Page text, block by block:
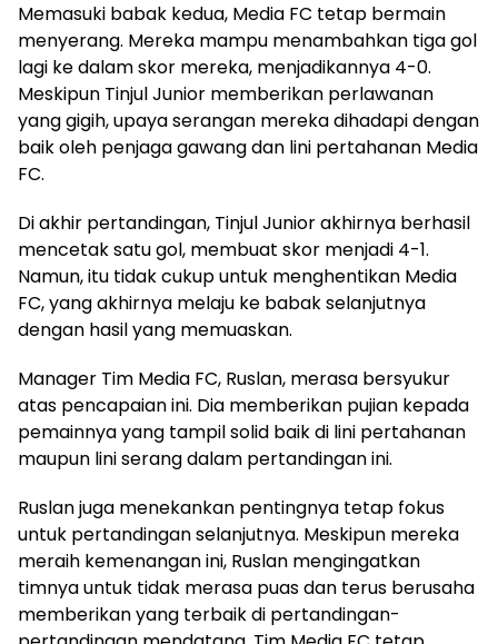
Memasuki babak kedua, Media FC tetap bermain
menyerang. Mereka mampu menambahkan tiga gol
lagi ke dalam skor mereka, menjadikannya 4-0.
Meskipun Tinjul Junior memberikan perlawanan
yang gigih, upaya serangan mereka dihadapi dengan
baik oleh penjaga gawang dan lini pertahanan Media
FC.
Di akhir pertandingan, Tinjul Junior akhirnya berhasil
mencetak satu gol, membuat skor menjadi 4-1.
Namun, itu tidak cukup untuk menghentikan Media
FC, yang akhirnya melaju ke babak selanjutnya
dengan hasil yang memuaskan.
Manager Tim Media FC, Ruslan, merasa bersyukur
atas pencapaian ini. Dia memberikan pujian kepada
pemainnya yang tampil solid baik di lini pertahanan
maupun lini serang dalam pertandingan ini.
Ruslan juga menekankan pentingnya tetap fokus
untuk pertandingan selanjutnya. Meskipun mereka
meraih kemenangan ini, Ruslan mengingatkan
timnya untuk tidak merasa puas dan terus berusaha
memberikan yang terbaik di pertandingan-